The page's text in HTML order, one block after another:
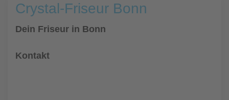
Crystal-Friseur Bonn
Dein Friseur in Bonn
Kontakt